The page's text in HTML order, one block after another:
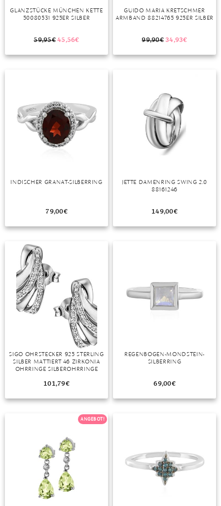
MONDSTEIN
MORGANIT
OPAL
QUARZ
ROSENQUARZ
ZIRKON
GLANZSTÜCKE MÜNCHEN KETTE
50080531 925ER SILBER
59,95€ 45,56€
GUIDO MARIA KRETSCHMER
ARMBAND 88214765 925ER SILBER
99,90€ 34,93€
INDISCHER GRANAT-SILBERRING
79,00€
JETTE DAMENRING SWING 2.0
88161246
149,00€
SIGO OHRSTECKER 925 STERLING
SILBER MATTIERT 46 ZIRKONIA
OHRRINGE SILBEROHRRINGE
101,79€
REGENBOGEN-MONDSTEIN-
SILBERRING
69,00€
ANGEBOT!